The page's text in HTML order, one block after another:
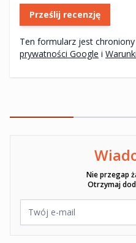
Prześlij recenzję
prywatności Google i
Nie przegap
Otrzymaj
Ten formularz jest chroniony